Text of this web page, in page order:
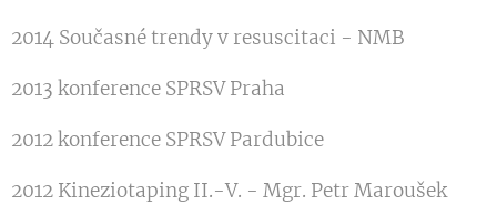
2014 Současné trendy v resuscitaci - NMB
2013 konference SPRSV Praha
2012 konference SPRSV Pardubice
2012 Kineziotaping II.-V. - Mgr. Petr Maroušek